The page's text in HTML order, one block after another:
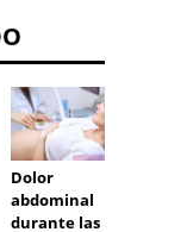
Dolor
abdominal
durante las